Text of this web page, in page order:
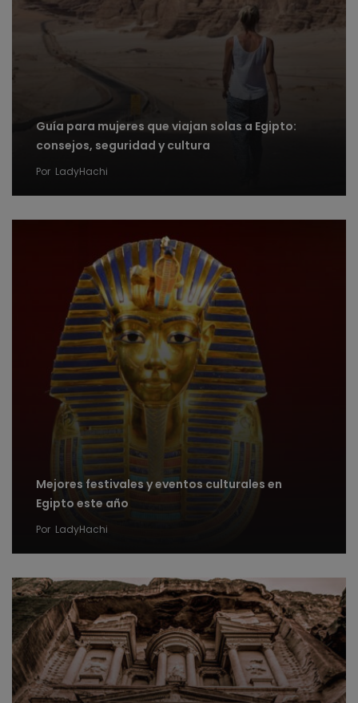
Guía para mujeres que viajan solas a Egipto:
consejos, seguridad y cultura
Por LadyHachi
Mejores festivales y eventos culturales en
Egipto este año
Por LadyHachi